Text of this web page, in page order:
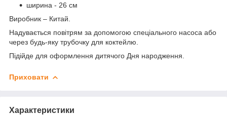
ширина - 26 см
Виробник – Китай.
Надувається повітрям за допомогою спеціального насоса або
через будь-яку трубочку для коктейлю.
Підійде для оформлення дитячого Дня народження.
Приховати
Характеристики